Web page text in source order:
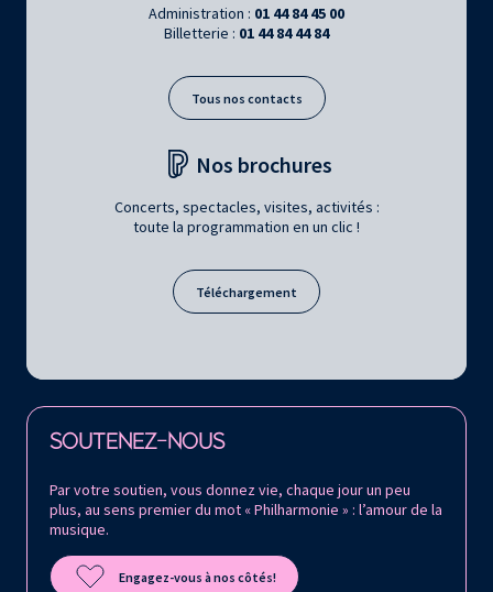
Administration : 01 44 84 45 00
Billetterie : 01 44 84 44 84
Tous nos contacts
Nos brochures
Concerts, spectacles, visites, activités :
toute la programmation en un clic !
Téléchargement
SOUTENEZ-NOUS
Par votre soutien, vous donnez vie, chaque jour un peu
plus, au sens premier du mot « Philharmonie » : l’amour de la
musique.
Engagez-vous à nos côtés!
Retrouvez la Philharmonie de Paris sur